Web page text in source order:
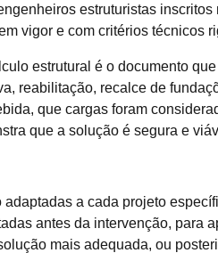
estruturistas
vigor e com critérios técnicos
estrutural é o documento
reabilitação, recalce de
que cargas foram
que a solução é segura e
adaptadas a cada projeto
antes da intervenção, para
mais adequada, ou